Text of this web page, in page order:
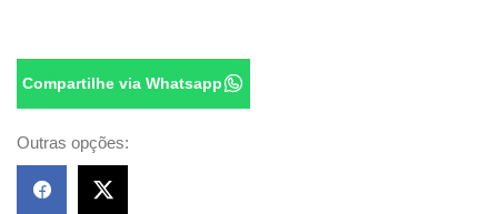
Compartilhe via Whatsapp
Outras opções: